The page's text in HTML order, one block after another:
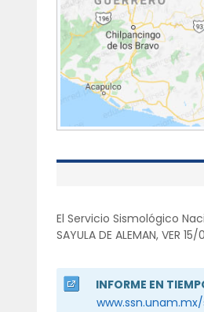
El Servicio Sismológico
SAYULA DE ALEMAN, VER
INFORME EN